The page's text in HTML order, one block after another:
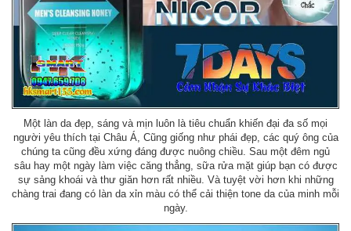
Một làn da đẹp, sáng và mịn luôn là tiêu chuẩn khiến đại đa số mọi
người yêu thích tại Châu Á, Cũng giống như phái đẹp, các quý ông của
chúng ta cũng đều xứng đáng được nuông chiều. Sau một đêm ngủ
sâu hay một ngày làm việc căng thẳng, sữa rửa mặt giúp bạn có được
sự sảng khoái và thư giăn hơn rất nhiều. Và tuyệt vời hơn khi những
chàng trai đang có làn da xỉn màu có thể cải thiện tone da của minh mỗi
ngày.